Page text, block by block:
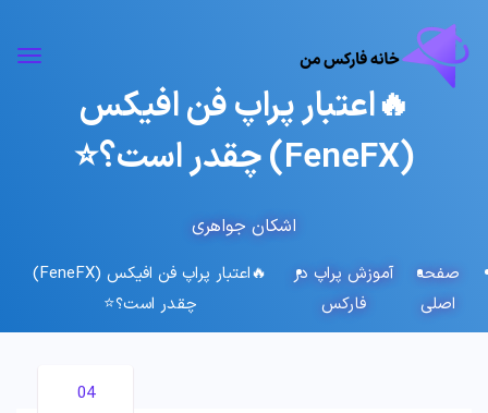
🔥اعتبار پراپ فن افیکس
(FeneFX) چقدر است؟⭐️
اشکان جواهری
صفحه
اصلی
آموزش پراپ در
فارکس
🔥اعتبار پراپ فن افیکس (FeneFX)
چقدر است؟⭐️
04